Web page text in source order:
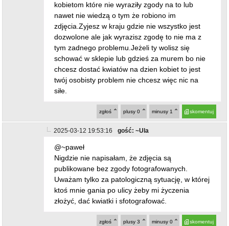
kobietom które nie wyraziły zgody na to lub
nawet nie wiedzą o tym że robiono im
zdjęcia.Zyjesz w kraju gdzie nie wszystko jest
dozwolone ale jak wyrazisz zgodę to nie ma z
tym zadnego problemu.Jeżeli ty wolisz się
schować w sklepie lub gdzieś za murem bo nie
chcesz dostać kwiatów na dzien kobiet to jest
twój osobisty problem nie chcesz więc nic na
siłe.
skomentuj
minusy 1
plusy 0
zgłoś
2025-03-12 19:53:16 gość: ~Ula
@~paweł
Nigdzie nie napisałam, że zdjęcia są
publikowane bez zgody fotografowanych.
Uważam tylko za patologiczną sytuację, w której
ktoś mnie gania po ulicy żeby mi życzenia
złożyć, dać kwiatki i sfotografować.
skomentuj
minusy 0
plusy 3
zgłoś